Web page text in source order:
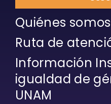
Quiénes somos
Ruta de
Información
igualdad de
UNAM